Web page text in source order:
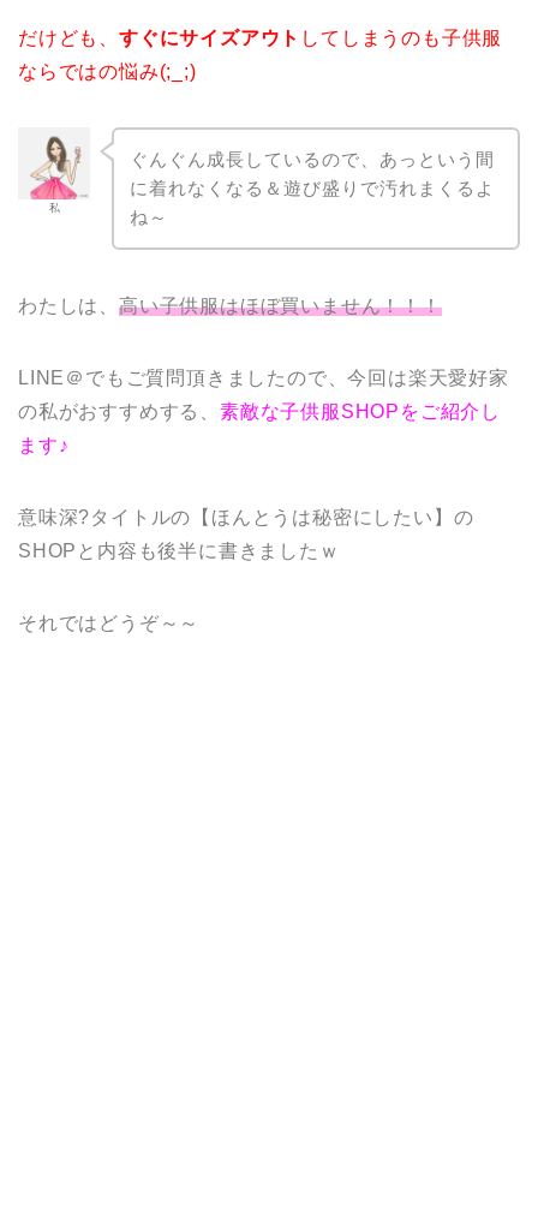
だけども、 すぐにサイズアウト してしまうのも子供服
ならではの悩み(;_;)
私
ぐんぐん成長しているので、あっという間
に着れなくなる＆遊び盛りで汚れまくるよ
ね～
わたしは、 高い子供服はほぼ買いません！！！
LINE＠でもご質問頂きましたので、今回は楽天愛好家
の私がおすすめする、 素敵な子供服SHOPをご紹介し
ます♪
意味深?タイトルの【ほんとうは秘密にしたい】の
SHOPと内容も後半に書きましたｗ
それではどうぞ～～